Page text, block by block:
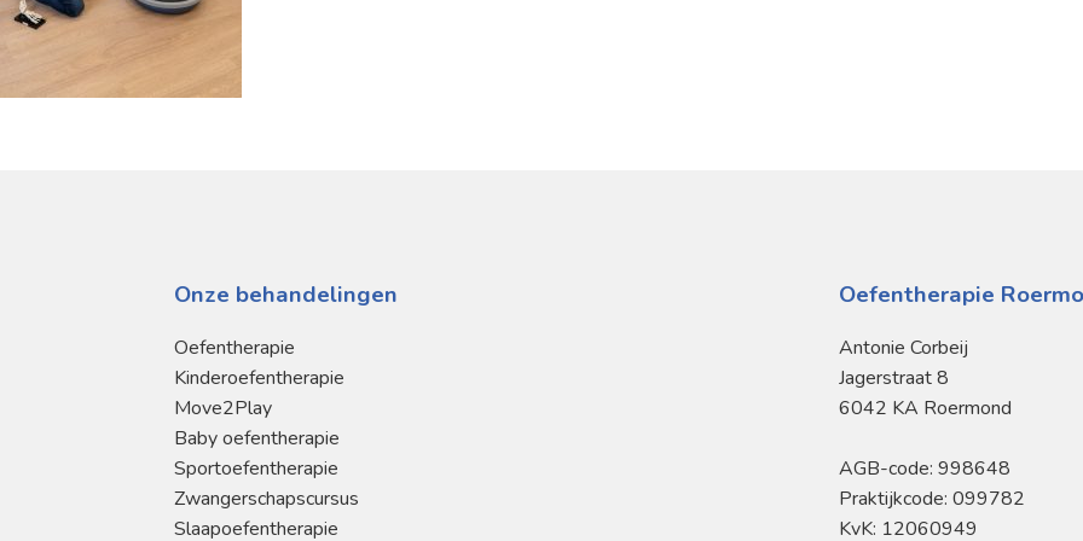
Onze behandelingen
Oefentherapie
Kinderoefentherapie
Move2Play
Baby oefentherapie
Sportoefentherapie
Zwangerschapscursus
Slaapoefentherapie
Oefentherapie
Antonie Corbeij
Jagerstraat 8
6042 KA Roermond
AGB-code: 998648
Praktijkcode: 099782
KvK: 12060949